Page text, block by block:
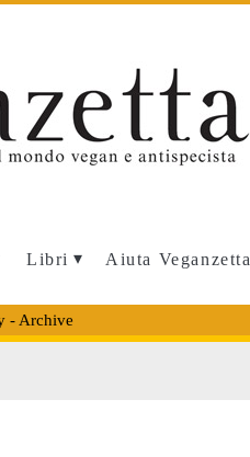
Libri Aiuta Veganzetta
- Archive